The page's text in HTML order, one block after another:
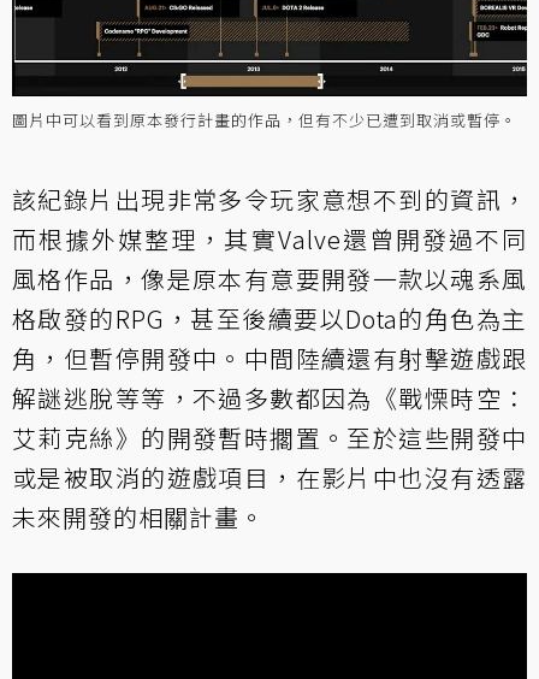
圖片中可以看到原本發行計畫的作品，但有不少已遭到取消或暫停。
該紀錄片出現非常多令玩家意想不到的資訊，
而根據外媒整理 ，其實Valve還曾開發過不同
風格作品，像是原本有意要開發一款以魂系風
格啟發的RPG，甚至後續要以Dota的角色為主
角，但暫停開發中。中間陸續還有射擊遊戲跟
解謎逃脫等等，不過多數都因為《戰慄時空：
艾莉克絲》的開發暫時擱置。至於這些開發中
或是被取消的遊戲項目，在影片中也沒有透露
未來開發的相關計畫。